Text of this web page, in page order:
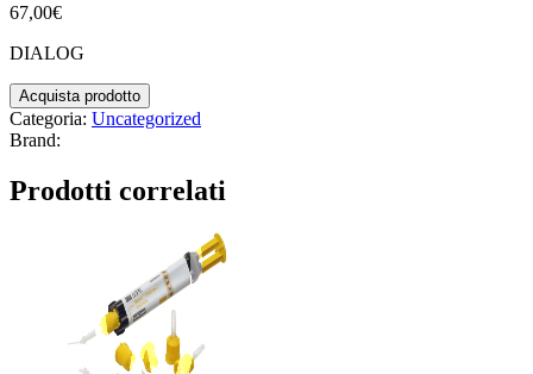
67,00€
DIALOG
Acquista prodotto
Categoria: Uncategorized
Brand:
Prodotti correlati